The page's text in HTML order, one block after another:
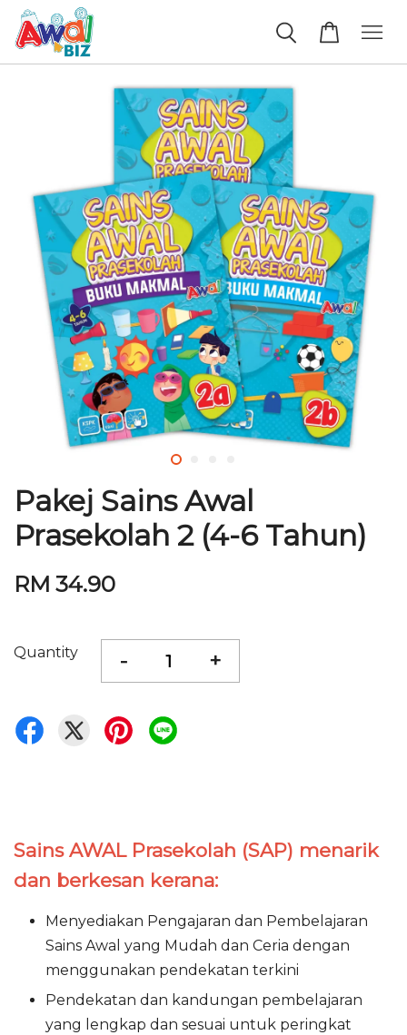
Pakej Sains Awal
Prasekolah 2 (4-6 Tahun)
RM 34.90
Quantity - +
Sains AWAL Prasekolah (SAP) menarik
dan berkesan kerana:
Menyediakan Pengajaran dan Pembelajaran
Sains Awal yang Mudah dan Ceria dengan
menggunakan pendekatan terkini
Pendekatan dan kandungan pembelajaran
yang lengkap dan sesuai untuk peringkat